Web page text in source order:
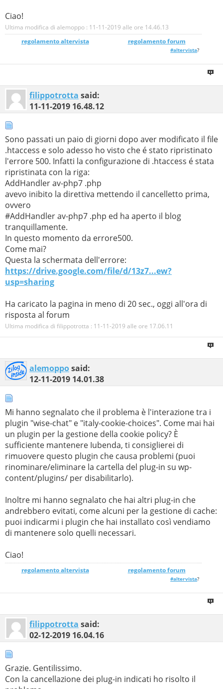
Ciao!
Ultima modifica di alemoppo : 11-11-2019 alle ore 14.46.13
regolamento altervista_______________ regolamento forum
#altervista?
filippotrotta said:
11-11-2019 16.48.12
Sono passati un paio di giorni dopo aver modificato il file
.htaccess e solo adesso ho visto che é stato ripristinato
l'errore 500. Infatti la configurazione di .htaccess é stata
ripristinata con la riga:
AddHandler av-php7 .php
avevo inibito la direttiva mettendo il cancelletto prima,
ovvero
#AddHandler av-php7 .php ed ha aperto il blog
tranquillamente.
In questo momento da errore500.
Come mai?
Questa la schermata dell'errore:
https://drive.google.com/file/d/13z7...ew?
usp=sharing
Ha caricato la pagina in meno di 20 sec., oggi all'ora di
risposta al forum
Ultima modifica di filippotrotta : 11-11-2019 alle ore 17.06.11
alemopposaid:
12-11-2019 14.01.38
Mi hanno segnalato che il problema è l'interazione tra i
plugin "wise-chat" e "italy-cookie-choices". Come mai hai
un plugin per la gestione della cookie policy? È
sufficiente mantenere Iubenda, ti consiglierei di
rimuovere questo plugin che causa problemi (puoi
rinominare/eliminare la cartella del plug-in su wp-
content/plugins/ per disabilitarlo).
Inoltre mi hanno segnalato che hai altri plug-in che
andrebbero evitati, come alcuni per la gestione di cache:
puoi indicarmi i plugin che hai installato così vendiamo
di mantenere solo quelli necessari.
Ciao!
regolamento altervista_______________ regolamento forum
#altervista?
filippotrotta said:
02-12-2019 16.04.16
Grazie. Gentilissimo.
Con la cancellazione dei plug-in indicati ho risolto il